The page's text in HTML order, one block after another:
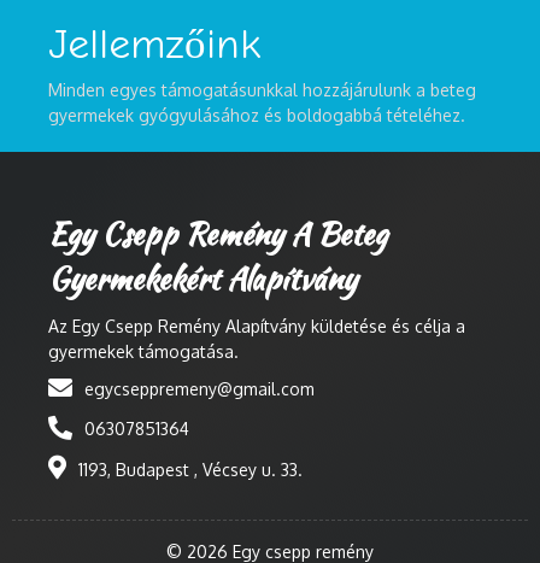
Jellemzőink
Minden egyes támogatásunkkal hozzájárulunk a beteg
gyermekek gyógyulásához és boldogabbá tételéhez.
Egy Csepp Remény A Beteg
Gyermekekért Alapítvány
Az Egy Csepp Remény Alapítvány küldetése és célja a
gyermekek támogatása.
egycseppremeny@gmail.com
06307851364
1193, Budapest , Vécsey u. 33.
© 2026 Egy csepp remény